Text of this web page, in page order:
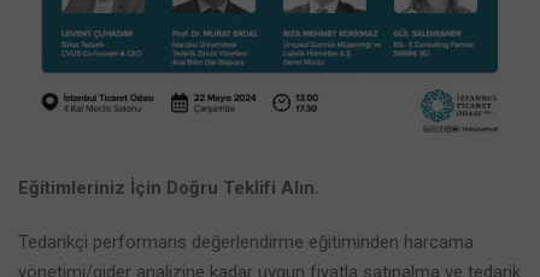
Eğitimleriniz İçin Doğru Teklifi Alın.
Tedarikçi performans değerlendirme eğitiminden harcama
yönetimi/gider analizine kadar uygun fiyatla satınalma ve tedarik